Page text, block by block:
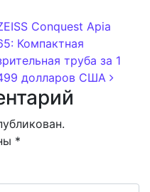
записям
Conquest Apia
Компактная
труба за 1
долларов США
*